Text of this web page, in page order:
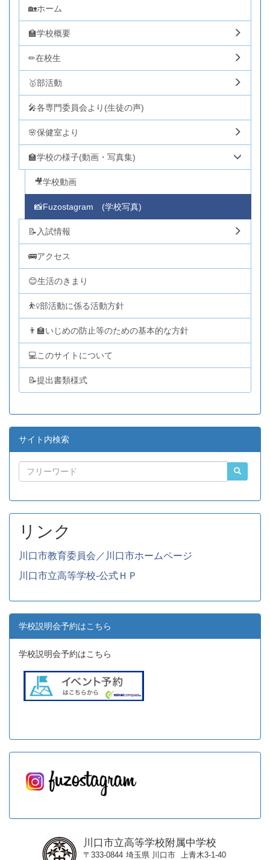
🏡ホーム
🏫学校概要
✏在校生
🥇部活動
🎤各専門委員会より(生徒の声)
🌸保健室より
🏫学校の様子(動画・写真集)
🎥学校動画
📸Fuzostagram (学校写真)
📝入試情報
🚌アクセス
😊生活のきまり
⛹️‍♀️部活動に係る活動方針
👨‍🏫いじめの防止等のための基本的な方針
💻このサイトについて
📝提出書類様式
サイト内検索
リンク
川口市教育委員会／川口市ホームページ
川口市立高等学校-公式ＨＰ
学校説明会予約はこちら
学校説明会予約はこちら
川口市立高等学校附属中学校
〒333-0844 埼玉県 川口市 上青木3-1-40